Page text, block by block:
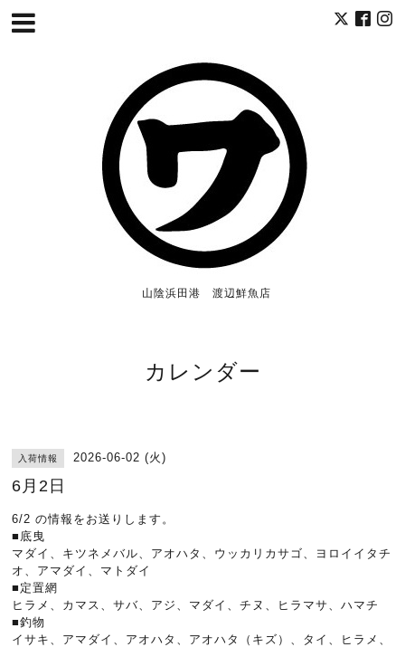
山陰浜田港 渡辺鮮魚店
カレンダー
入荷情報 2026-06-02 (火)
6月2日
6/2 の情報をお送りします。
■底曳
マダイ、キツネメバル、アオハタ、ウッカリカサゴ、ヨロイイタチ
オ、アマダイ、マトダイ
■定置網
ヒラメ、カマス、サバ、アジ、マダイ、チヌ、ヒラマサ、ハマチ
■釣物
イサキ、アマダイ、アオハタ、アオハタ（キズ）、タイ、ヒラメ、